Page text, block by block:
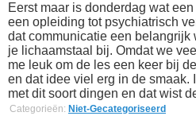
Eerst maar is donderdag wat
een opleiding tot psychiatrisch
dat communicatie een belangrijk
je lichaamstaal bij. Omdat we
me leuk om de les een keer bij
en dat idee viel erg in de smaak.
met dit soort dingen en dat wist
Categorieën: Niet-Gecategoriseerd